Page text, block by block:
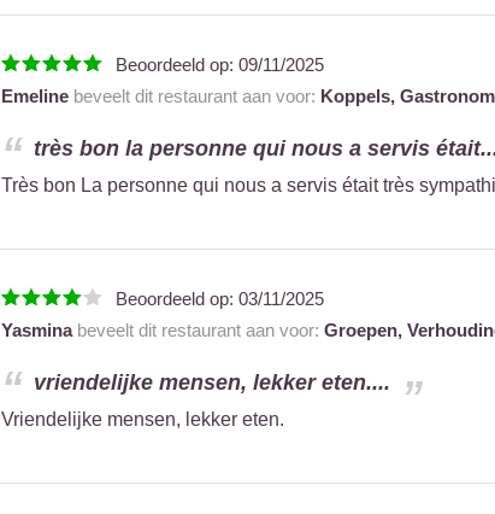
Beoordeeld op: 09/11/2025
Emelinebeveelt dit restaurant aan voor: Koppels,
très bon la personne qui nous a servis
Très bon La personne qui nous a servis était très
Beoordeeld op: 03/11/2025
Yasminabeveelt dit restaurant aan voor: Groepen,
vriendelijke mensen, lekker eten....
Vriendelijke mensen, lekker eten.